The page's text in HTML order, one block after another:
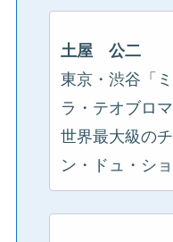
土屋 公二
東京・渋谷「
ラ・テオブロ
世界最大級の
ン・ドュ・シ